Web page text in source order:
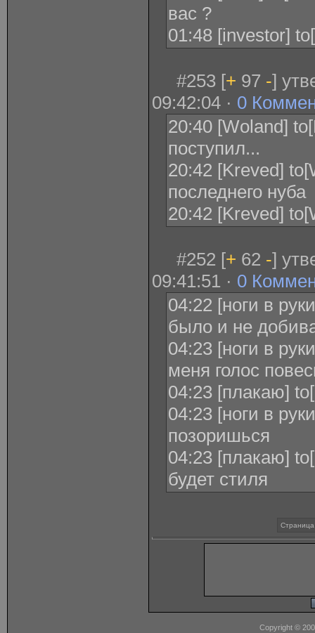
вас ?
01:48 [investor]
#253 [+ 97 -]
09:42:04 · 0
20:40 [Woland]
поступил...
20:42 [Kreved]
последнего нуба
20:42 [Kreved]
#252 [+ 62 -]
09:41:51 · 0
04:22 [ноги в
было и не
04:23 [ноги в
меня голос
04:23 [плакаю]
04:23 [ноги в
позоришься
04:23 [плакаю]
будет стиля
Copyright ©